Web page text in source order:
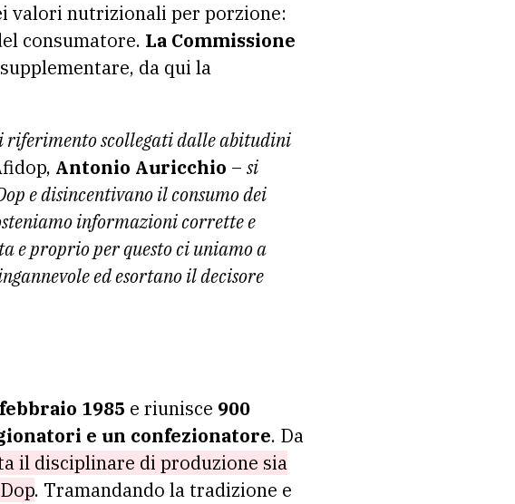
valori nutrizionali per porzione:
consumatore. La Commissione
da qui la
riferimento scollegati dalle abitudini
Antonio Auricchio – si
e disincentivano il consumo dei
informazioni corrette e
e proprio per questo ci uniamo a
ed esortano il decisore
1985 e riunisce 900
e un confezionatore. Da
il disciplinare di produzione sia
. Tramandando la tradizione e